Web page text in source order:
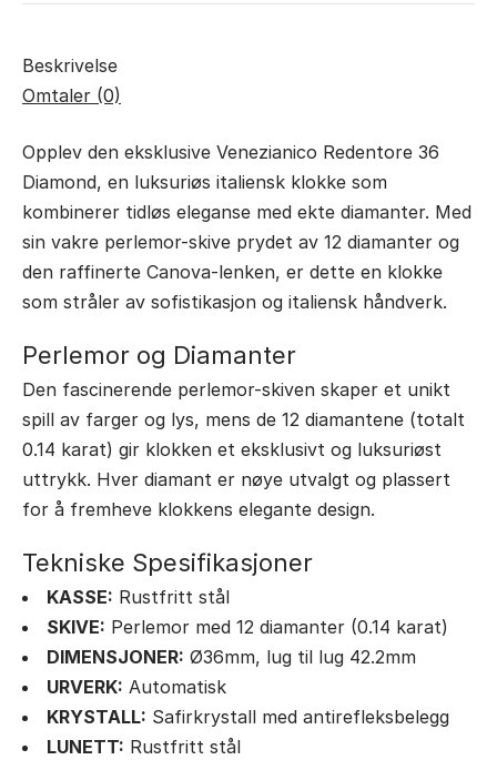
Beskrivelse
Omtaler (0)
Opplev den eksklusive Venezianico Redentore 36
Diamond, en luksuriøs italiensk klokke som
kombinerer tidløs eleganse med ekte diamanter. Med
sin vakre perlemor-skive prydet av 12 diamanter og
den raffinerte Canova-lenken, er dette en klokke
som stråler av sofistikasjon og italiensk håndverk.
Perlemor og Diamanter
Den fascinerende perlemor-skiven skaper et unikt
spill av farger og lys, mens de 12 diamantene (totalt
0.14 karat) gir klokken et eksklusivt og luksuriøst
uttrykk. Hver diamant er nøye utvalgt og plassert
for å fremheve klokkens elegante design.
Tekniske Spesifikasjoner
KASSE: Rustfritt stål
SKIVE: Perlemor med 12 diamanter (0.14 karat)
DIMENSJONER: Ø36mm, lug til lug 42.2mm
URVERK: Automatisk
KRYSTALL: Safirkrystall med antirefleksbelegg
LUNETT: Rustfritt stål